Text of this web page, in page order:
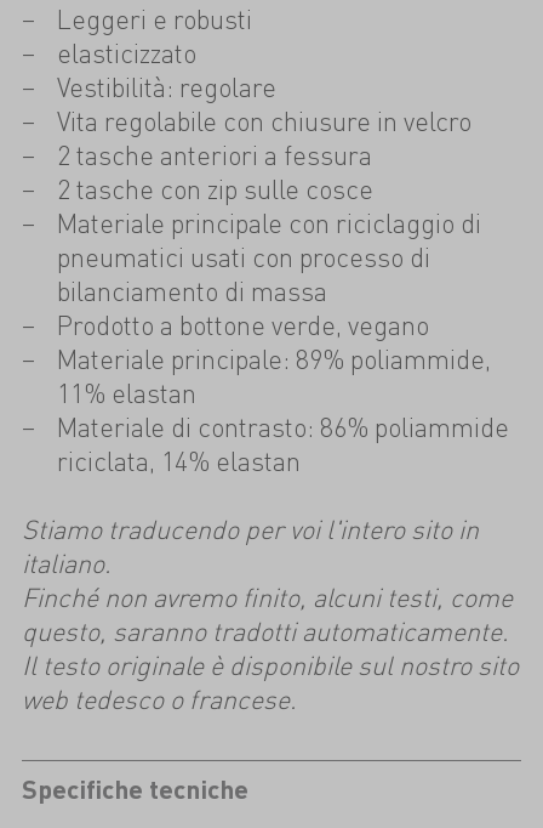
Leggeri e robusti
elasticizzato
Vestibilità: regolare
Vita regolabile con chiusure in velcro
2 tasche anteriori a fessura
2 tasche con zip sulle cosce
Materiale principale con riciclaggio di
pneumatici usati con processo di
bilanciamento di massa
Prodotto a bottone verde, vegano
Materiale principale: 89% poliammide,
11% elastan
Materiale di contrasto: 86% poliammide
riciclata, 14% elastan
Stiamo traducendo per voi l'intero sito in
italiano.
Finché non avremo finito, alcuni testi, come
questo, saranno tradotti automaticamente.
Il testo originale è disponibile sul nostro sito
web tedesco o francese.
Specifiche tecniche